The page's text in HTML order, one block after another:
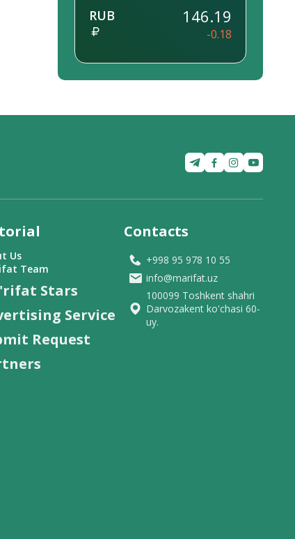
RUB 146.19
-0.18
Us
Team
Stars
Service
Request
Contacts
+998 95 978 10 55
info@marifat.uz
100099 Toshkent shahri
Darvozakent ko'chasi 60-
uy.